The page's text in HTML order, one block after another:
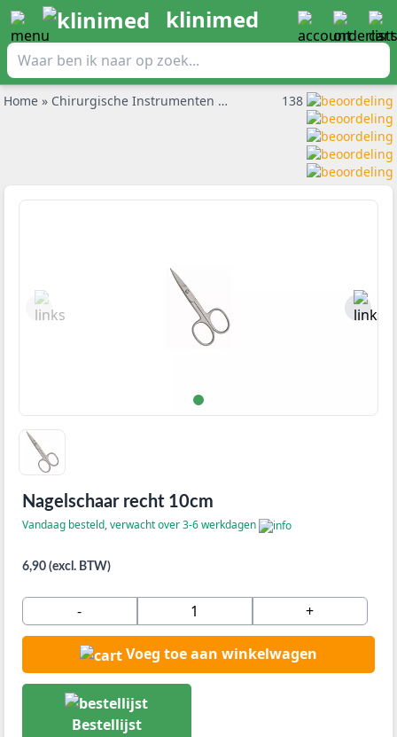
klinimed
Home » Chirurgische Instrumenten » Pedicure instrumentarium
138
Nagelschaar recht 10cm
Vandaag besteld, verwacht over 3-6 werkdagen
6,90 (excl. BTW)
- +
Voeg toe aan winkelwagen
Bestellijst